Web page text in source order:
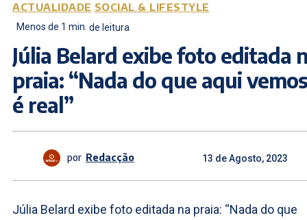
ACTUALIDADE SOCIAL & LIFESTYLE
Menos de 1 min. de leitura
Júlia Belard exibe foto editada
praia: “Nada do que aqui vemos
é real”
por Redacção 13 de Agosto, 2023
Júlia Belard exibe foto editada na praia: “Nada do que